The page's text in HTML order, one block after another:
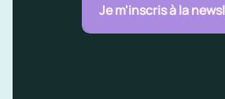
Je m'inscris à la